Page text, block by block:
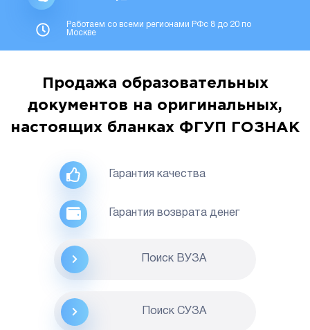
Работаем со всеми регионами РФс 8 до 20 по
Москве
Продажа образовательных
документов на оригинальных,
настоящих бланках ФГУП ГОЗНАК
Гарантия качества
Гарантия возврата денег
Поиск ВУЗА
Поиск CУЗА